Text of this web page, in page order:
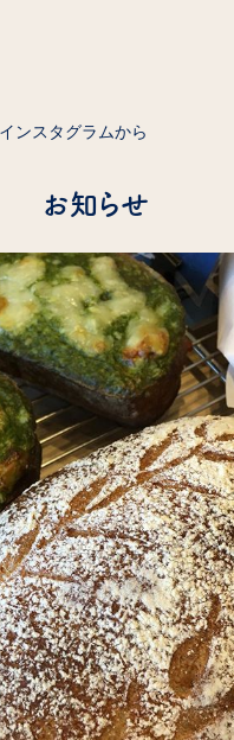
ンスタグラムから
お知らせ